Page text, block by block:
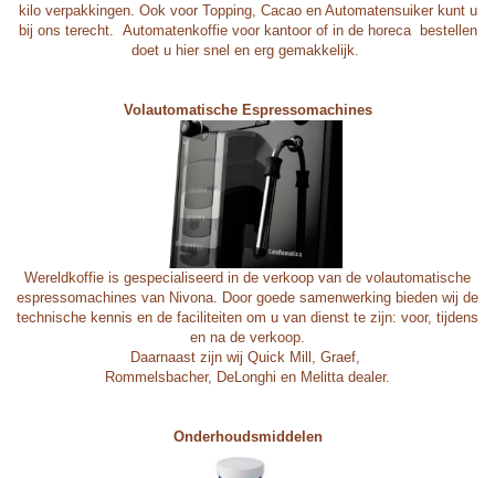
kilo verpakkingen. Ook voor Topping, Cacao en Automatensuiker kunt u
bij ons terecht. Automatenkoffie voor kantoor of in de horeca bestellen
doet u hier snel en erg gemakkelijk.
Volautomatische Espressomachines
Wereldkoffie is gespecialiseerd in de verkoop van de volautomatische
espressomachines van Nivona . Door goede samenwerking bieden wij de
technische kennis en de faciliteiten om u van dienst te zijn: voor, tijdens
en na de verkoop.
Daarnaast zijn wij Quick Mill Graef
Rommelsbacher, DeLonghi en Melitta dealer.
Onderhoudsmiddelen